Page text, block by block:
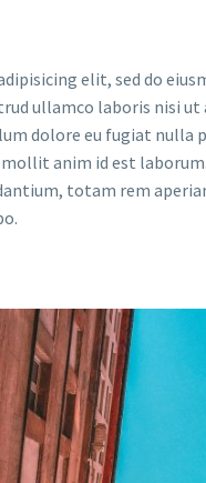
elit, sed do
ullamco laboris nisi
dolore eu fugiat nulla
anim id est
totam rem